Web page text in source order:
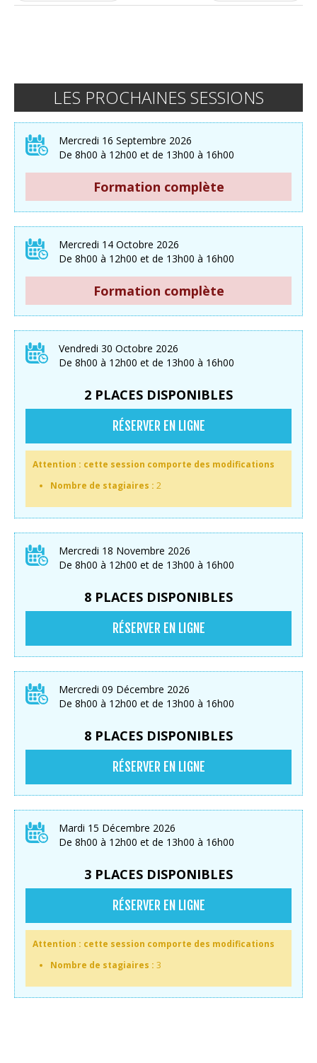
LES PROCHAINES SESSIONS
Mercredi 16 Septembre 2026
De 8h00 à 12h00 et de 13h00 à 16h00
Formation complète
Mercredi 14 Octobre 2026
De 8h00 à 12h00 et de 13h00 à 16h00
Formation complète
Vendredi 30 Octobre 2026
De 8h00 à 12h00 et de 13h00 à 16h00
2 PLACES DISPONIBLES
RÉSERVER EN LIGNE
Attention : cette session comporte des modifications
Nombre de stagiaires : 2
Mercredi 18 Novembre 2026
De 8h00 à 12h00 et de 13h00 à 16h00
8 PLACES DISPONIBLES
RÉSERVER EN LIGNE
Mercredi 09 Décembre 2026
De 8h00 à 12h00 et de 13h00 à 16h00
8 PLACES DISPONIBLES
RÉSERVER EN LIGNE
Mardi 15 Décembre 2026
De 8h00 à 12h00 et de 13h00 à 16h00
3 PLACES DISPONIBLES
RÉSERVER EN LIGNE
Attention : cette session comporte des modifications
Nombre de stagiaires : 3